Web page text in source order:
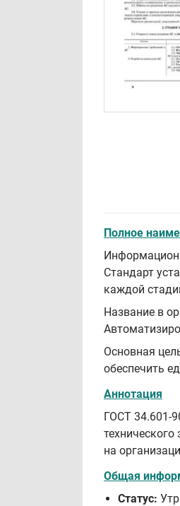
Полное
Стандарт
каждой
Название в
Основная
обеспечить
Аннотация
ГОСТ 34.601-
на
Общая
Статус: